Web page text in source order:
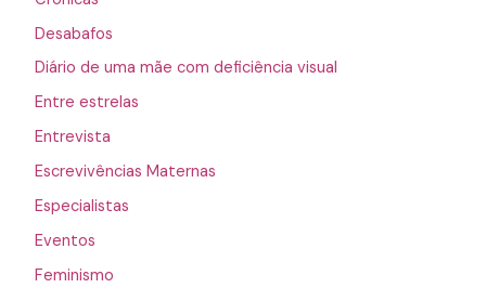
Desabafos
Diário de uma mãe com deficiência visual
Entre estrelas
Entrevista
Escrevivências Maternas
Especialistas
Eventos
Feminismo